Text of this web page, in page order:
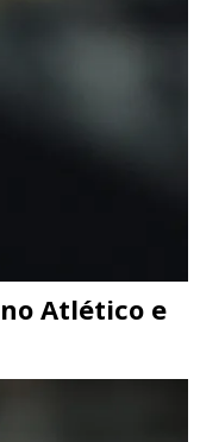
Atlético e